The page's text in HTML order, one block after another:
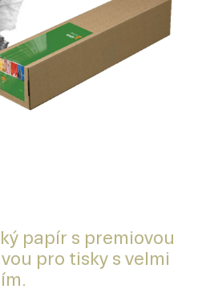
papír s premiovou
pro tisky s velmi